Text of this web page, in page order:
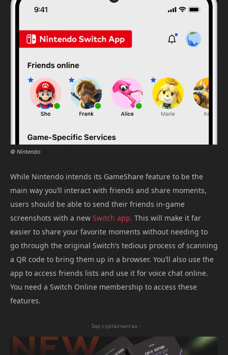
© Nintendo
While Nintendo intends its GameShare feature to be the
main way you’ll interact with friends and share moments,
users should be able to send their friends in-game
screenshots with a new Switch app. This will make it far
easier to share your favorite moments without needing to
go through the original Switch’s tedious process of scanning
a QR code to bring them up in a browser. You’ll also use the
app to access friends lists and use it for voice chat online.
You need a Switch Online membership to access these
features.
- Зар сурталчилгаа -